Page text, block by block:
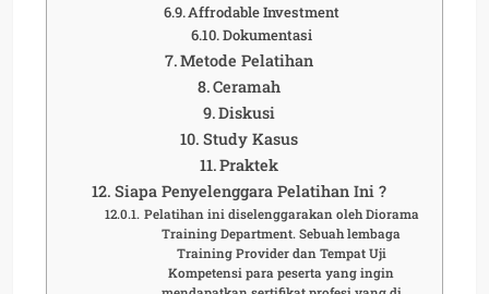
Affrodable Investment
Dokumentasi
Metode Pelatihan
Ceramah
Diskusi
Study Kasus
Praktek
Siapa Penyelenggara Pelatihan Ini ?
Pelatihan ini diselenggarakan oleh Diorama
Training Department. Sebuah lembaga
Training Provider dan Tempat Uji
Kompetensi para peserta yang ingin